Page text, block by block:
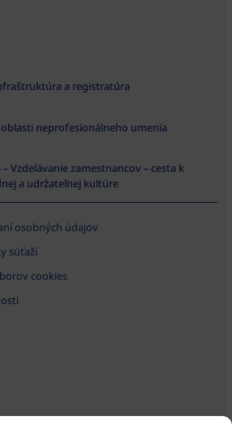
a registratúra
neprofesionálneho umenia
– Vzdelávanie zamestnancov – cesta k
a udržateľnej kultúre
osobných údajov
súťaží
cookies